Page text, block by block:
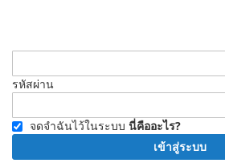
รหัสผ่าน
จดจำฉันไว้ในระบบ นี่คืออะไร?
เข้าสู่ระบบ